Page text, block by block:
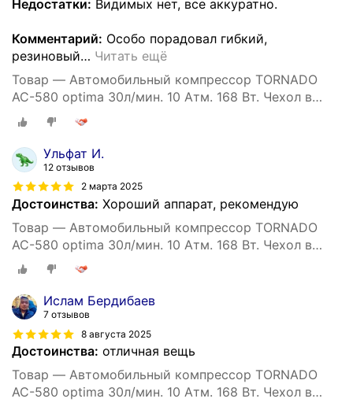
Недостатки: Видимых нет, все аккуратно.
Комментарий: Особо порадовал гибкий,
резиновый… Читать ещё
Товар — Автомобильный компрессор TORNADO
АС-580 optima 30л/мин. 10 Атм. 168 Вт. Чехол в
комплекте.
Ульфат И.
12 отзывов
2 марта 2025
Достоинства: Хороший аппарат, рекомендую
Товар — Автомобильный компрессор TORNADO
АС-580 optima 30л/мин. 10 Атм. 168 Вт. Чехол в
комплекте.
Ислам Бердибаев
7 отзывов
8 августа 2025
Достоинства: отличная вещь
Товар — Автомобильный компрессор TORNADO
АС-580 optima 30л/мин. 10 Атм. 168 Вт. Чехол в